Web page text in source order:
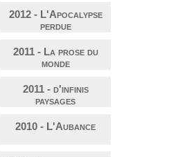
2012 - L'Apocalypse
perdue
2011 - La prose du
monde
2011 - d'infinis
paysages
2010 - L'Aubance